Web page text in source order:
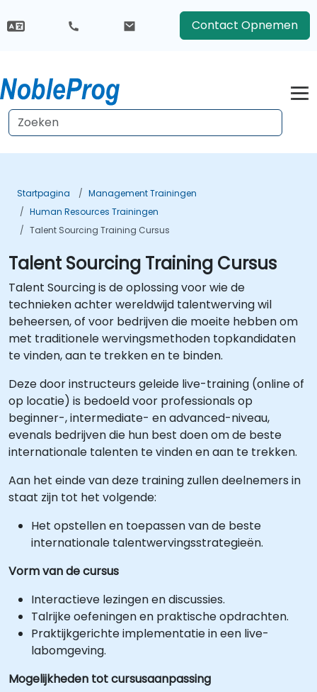
Contact Opnemen
Startpagina
Management Trainingen
Human Resources Trainingen
Talent Sourcing Training Cursus
Talent Sourcing Training Cursus
Talent Sourcing is de oplossing voor wie de
technieken achter wereldwijd talentwerving wil
beheersen, of voor bedrijven die moeite hebben om
met traditionele wervingsmethoden topkandidaten
te vinden, aan te trekken en te binden.
Deze door instructeurs geleide live-training (online of
op locatie) is bedoeld voor professionals op
beginner-, intermediate- en advanced-niveau,
evenals bedrijven die hun best doen om de beste
internationale talenten te vinden en aan te trekken.
Aan het einde van deze training zullen deelnemers in
staat zijn tot het volgende:
Het opstellen en toepassen van de beste
internationale talentwervingsstrategieën.
Vorm van de cursus
Interactieve lezingen en discussies.
Talrijke oefeningen en praktische opdrachten.
Praktijkgerichte implementatie in een live-
labomgeving.
Mogelijkheden tot cursusaanpassing